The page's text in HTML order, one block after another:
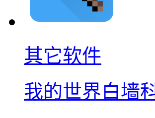
其它软件
我的世界白墙